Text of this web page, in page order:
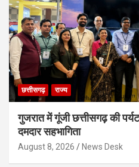
छत्तीसगढ़ राज्य
गुजरात में गूंजी छत्तीसगढ़ की
दमदार सहभागिता
August 8, 2026 News Desk